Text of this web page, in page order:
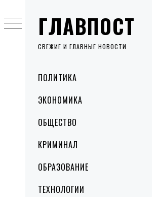
ГЛАВПОСТ
СВЕЖИЕ И ГЛАВНЫЕ НОВОСТИ
MenuПОЛИТИКА
ЭКОНОМИКА
ОБЩЕСТВО
КРИМИНАЛ
ОБРАЗОВАНИЕ
ТЕХНОЛОГИИ
to
content